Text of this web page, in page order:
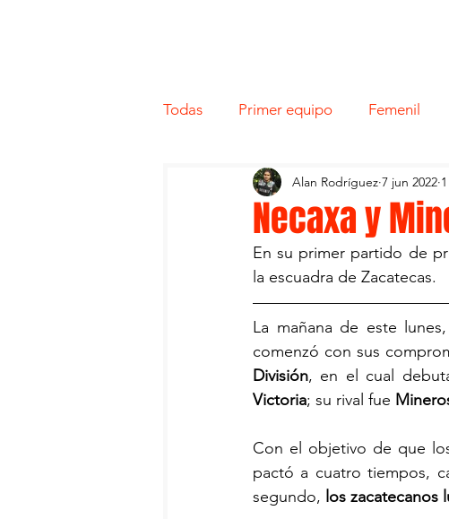
Todas Primer equipo Femenil
Necaxa y
Alan Rodríguez 7 jun 2022
En su primer partido de
la escuadra de Zacatecas.
La mañana de este
comenzó con sus
División, en el cual
Victoria; su rival fue
Con el objetivo de que
pactó a cuatro tiempos,
segundo, los